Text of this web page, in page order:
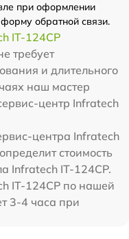
при оформлении
обратной связи.
IT-124CP
требует
и длительного
наш мастер
центр Infratech
центра Infratech
стоимость
Infratech IT-124CP.
IT-124CP по нашей
3-4 часа при